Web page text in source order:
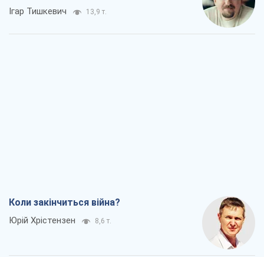
Ігар Тишкевич 13,9 т.
Коли закінчиться війна?
Юрій Хрістензен 8,6 т.